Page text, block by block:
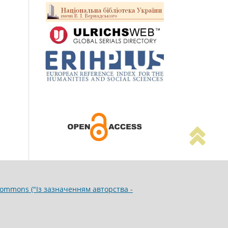
("Із зазначенням авторства -